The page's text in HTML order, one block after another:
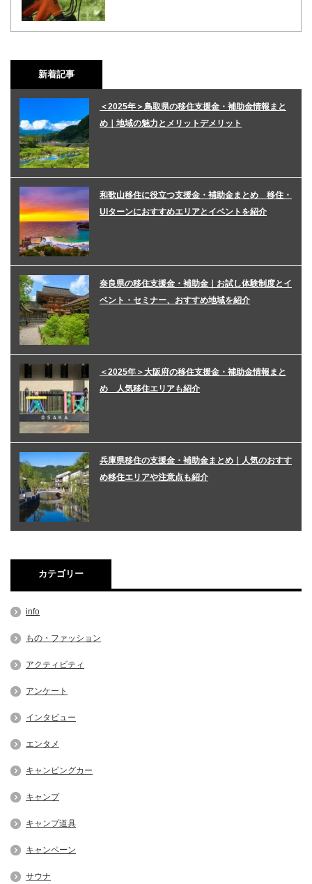
新着記事
＜2025年＞鳥取県の移住支援金・補助金情報まと
め｜地域の魅力とメリットデメリット
和歌山移住に役立つ支援金・補助金まとめ 移住・
UIターンにおすすめエリアとイベントを紹介
奈良県の移住支援金・補助金｜お試し体験制度とイ
ベント・セミナー、おすすめ地域を紹介
＜2025年＞大阪府の移住支援金・補助金情報まと
め 人気移住エリアも紹介
兵庫県移住の支援金・補助金まとめ｜人気のおすす
め移住エリアや注意点も紹介
カテゴリー
info
もの・ファッション
アクティビティ
アンケート
インタビュー
エンタメ
キャンピングカー
キャンプ
キャンプ道具
キャンペーン
サウナ